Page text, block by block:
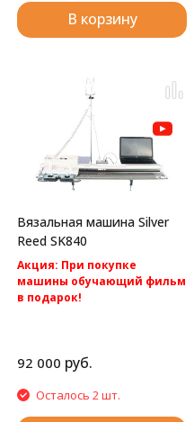
В корзину
Вязальная машина Silver
Reed SK840
Акция: При покупке
машины обучающий фильм
в подарок!
машина 5 класса Silver Reed
92 000 руб.
Осталось 2 шт.